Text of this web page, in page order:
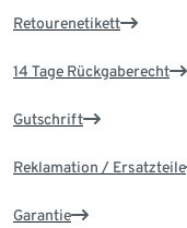
Retourenetikett
14 Tage Rückgaberecht
Gutschrift
Reklamation / Ersatzteile
Garantie